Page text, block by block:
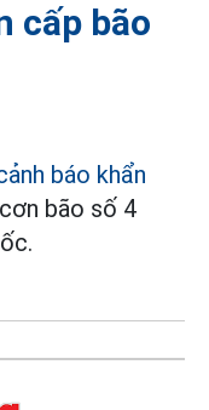
cấp bão
báo khẩn
bão số 4